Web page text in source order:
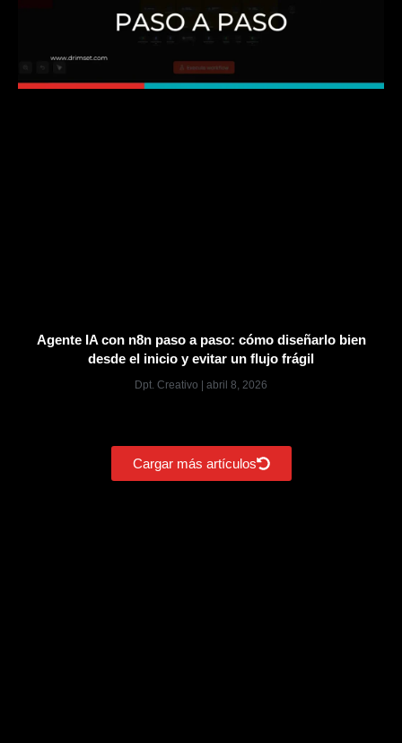
Agente IA con n8n paso a paso: cómo diseñarlo bien
desde el inicio y evitar un flujo frágil
Dpt. Creativo abril 8, 2026
Cargar más artículos